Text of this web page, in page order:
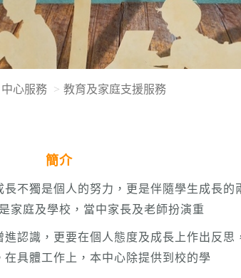
中心服務 教育及家庭支援服務
簡介
不獨是個人的努力，更是伴隨學生成長的
家庭及學校，當中家長及老師扮演重
認識，更要在個人態度及成長上作出反思
在具體工作上，本中心除提供到校的學